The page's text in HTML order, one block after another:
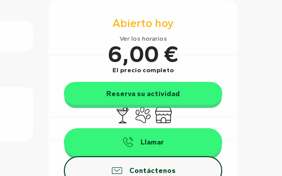
Abierto hoy
Ver los horarios
6,00 €
El precio completo
Reserva su actividad
Bar / Refrigerio
Se aceptan animales
Tienda
Llamar
Contáctenos